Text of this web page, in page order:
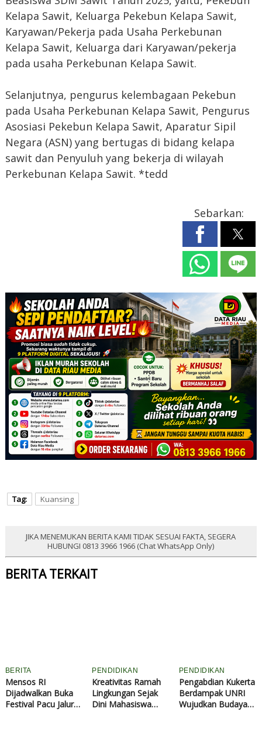
Kelapa Sawit, Keluarga Pekebun Kelapa Sawit,
Karyawan/Pekerja pada Usaha Perkebunan
Kelapa Sawit, Keluarga dari Karyawan/pekerja
pada usaha Perkebunan Kelapa Sawit.
Selanjutnya, pengurus kelembagaan Pekebun
pada Usaha Perkebunan Kelapa Sawit, Pengurus
Asosiasi Pekebun Kelapa Sawit, Aparatur Sipil
Negara (ASN) yang bertugas di bidang kelapa
sawit dan Penyuluh yang bekerja di wilayah
Perkebunan Kelapa Sawit. *tedd
Sebarkan:
Tag: Kuansing
JIKA MENEMUKAN BERITA KAMI TIDAK SESUAI FAKTA, SEGERA
HUBUNGI 0813 3966 1966 (Chat WhatsApp Only)
BERITA TERKAIT
BERITA
Mensos RI
Dijadwalkan Buka
Festival Pacu Jalur
PENDIDIKAN
Kreativitas Ramah
Lingkungan Sejak
Dini Mahasiswa
PENDIDIKAN
Pengabdian Kukerta
Berdampak UNRI
Wujudkan Budaya